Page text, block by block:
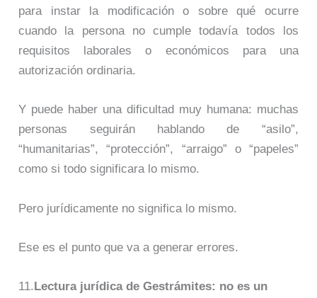
para instar la modificación o sobre qué ocurre
cuando la persona no cumple todavía todos los
requisitos laborales o económicos para una
autorización ordinaria.
Y puede haber una dificultad muy humana: muchas
personas seguirán hablando de “asilo”,
“humanitarias”, “protección”, “arraigo” o “papeles”
como si todo significara lo mismo.
Pero jurídicamente no significa lo mismo.
Ese es el punto que va a generar errores.
11.Lectura jurídica de Gestrámites: no es un